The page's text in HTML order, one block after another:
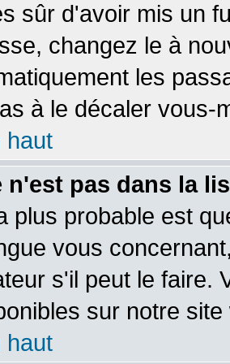
sûr d'avoir mis un
changez le à
les
à le décaler vous-
haut
n'est pas dans la
plus probable est
vous
s'il peut le faire.
sur notre site
haut